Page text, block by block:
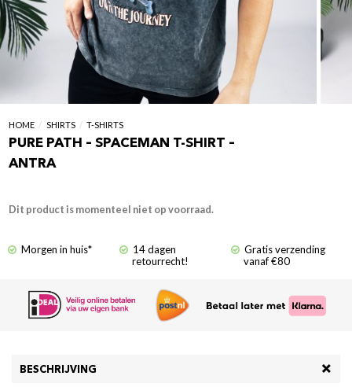
HOME / SHIRTS / T-SHIRTS
PURE PATH – SPACEMAN T-SHIRT –
ANTRA
Dit product is momenteel niet op voorraad.
Morgen in huis*
14 dagen
retourrecht!
Gratis verzending
vanaf €80
BESCHRIJVING